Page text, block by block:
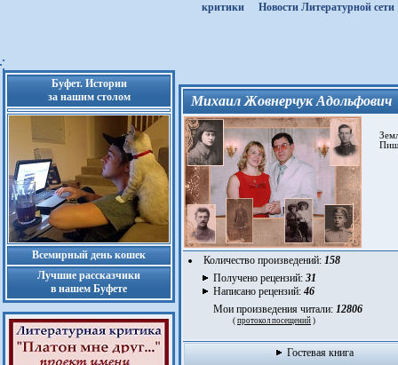
критики
Новости Литературной сети
Буфет. Истории
за нашим столом
Всемирный день кошек
Лучшие рассказчики
в нашем Буфете
Михаил Жовнерчук Адольфович
Количество произведений: 158
Получено рецензий: 31
Написано рецензий: 46
Мои произведения читали: 12806
( протокол посещений )
Гостевая книга